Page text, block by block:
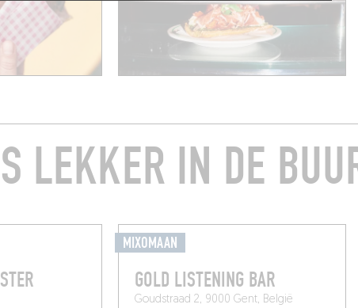
LEKKER IN DE
MIXOMAAN
GOLD LISTENING BAR
Goudstraad 2, 9000 Gent, België